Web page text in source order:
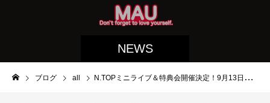
NEWS
ブログ all N.TOPミニライブ＆特典会開催決定！9月13日ららぽーとTokyoBay